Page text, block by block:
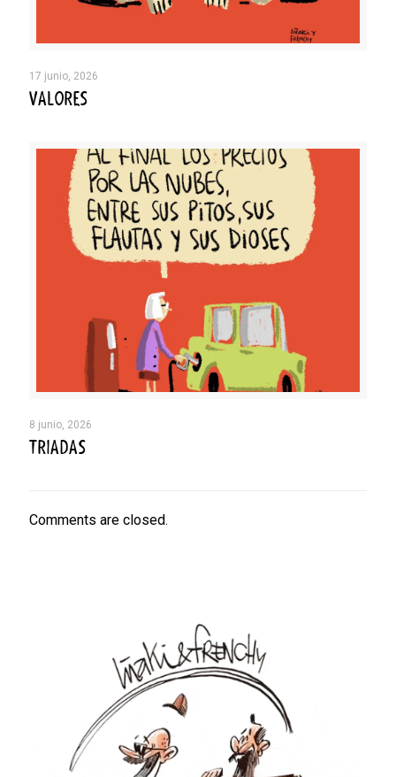
17 junio, 2026
VALORES
8 junio, 2026
TRIADAS
Comments are closed.